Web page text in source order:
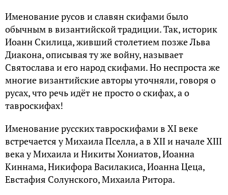
Именование русов и славян скифами было
обычным в византийской традиции. Так, историк
Иоанн Скилица, живший столетием позже Льва
Диакона, описывая ту же войну, называет
Святослава и его народ скифами. Но неспроста же
многие византийские авторы уточняли, говоря о
русах, что речь идёт не просто о скифах, а о
тавроскифах!
Именование русских тавроскифами в XI веке
встречается у Михаила Пселла, а в XII и начале XIII
века у Михаила и Никиты Хониатов, Иоанна
Киннама, Никифора Василакиса, Иоанна Цеца,
Евстафия Солунского, Михаила Ритора.